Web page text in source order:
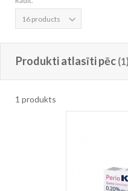
Produkti atlasīti pēc
1 produkts